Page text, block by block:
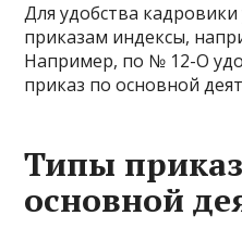
Для удобства
приказам индексы,
Например, по № 12-О
приказ по основной
Типы
основной